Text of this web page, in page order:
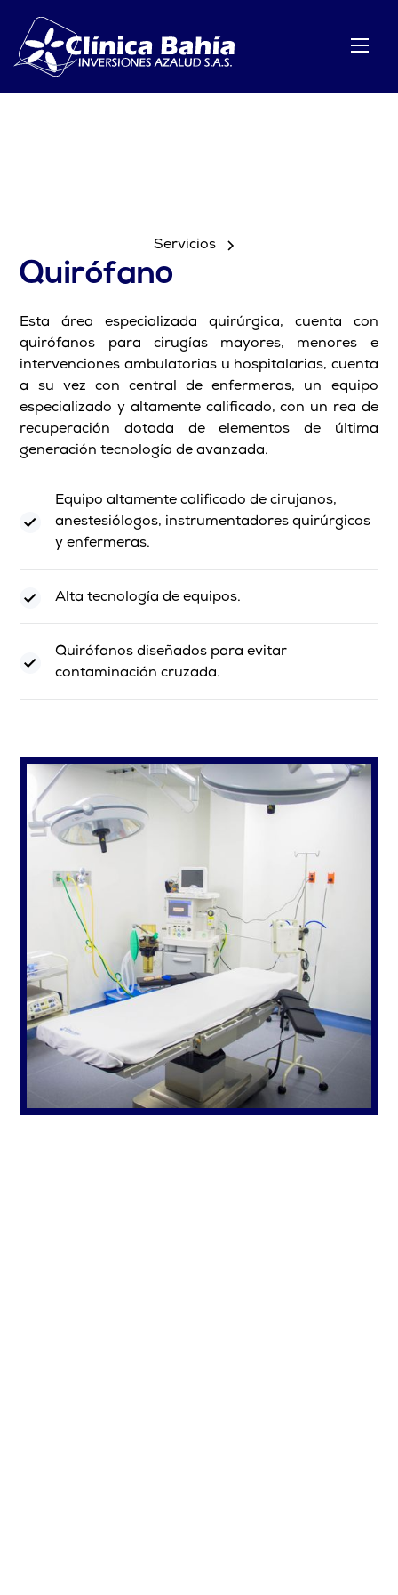
Servicios
Quirófano
Esta área especializada quirúrgica, cuenta con
quirófanos para cirugías mayores, menores e
intervenciones ambulatorias u hospitalarias, cuenta
a su vez con central de enfermeras, un equipo
especializado y altamente calificado, con un rea de
recuperación dotada de elementos de última
generación tecnología de avanzada.
Equipo altamente calificado de cirujanos,
anestesiólogos, instrumentadores quirúrgicos
y enfermeras.
Alta tecnología de equipos.
Quirófanos diseñados para evitar
contaminación cruzada.